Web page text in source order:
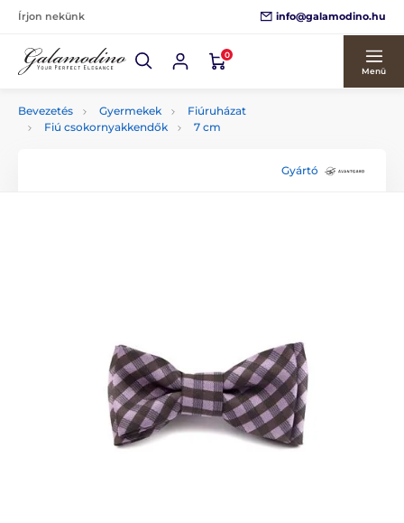
Írjon nekünk info@galamodino.hu
0
Menü
Bevezetés Gyermekek
Fiúruházat
Fiú csokornyakkendők
7 cm
Gyártó